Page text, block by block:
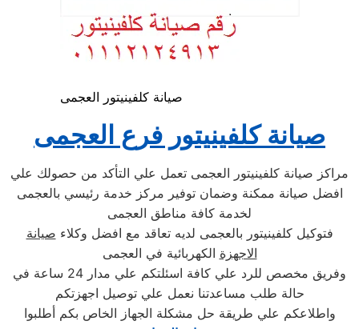
صيانة كلفينيتور العجمى
صيانة كلفينيتور فرع العجمى
مراكز صيانة كلفينيتور العجمى تعمل علي التأكد من حصولك علي
افضل صيانة ممكنة وضمان توفير مركز خدمة رئيسي بالعجمى
لخدمة كافة مناطق العجمى
فتوكيل كلفينيتور بالعجمى لديه تعاقد مع افضل وكلاء صيانة
الاجهزة الكهربائية في العجمى
وفريق مخصص للرد علي كافة اسئلتكم علي مدار 24 ساعة في
حالة طلب مساعدتنا نعمل علي توصيل اجهزتكم
واطلاعكم علي طريقة حل مشكلة الجهاز الخاص بكم أطلبوا